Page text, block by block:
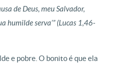
de Deus, meu Salvador,
humilde serva’” (Lucas 1,46-
e pobre. O bonito é que ela